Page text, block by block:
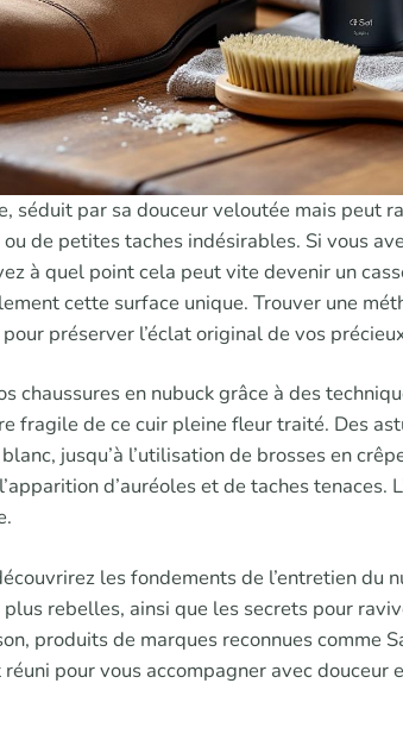
séduit par sa douceur veloutée mais peut
de petites taches indésirables. Si vous
à quel point cela peut vite devenir un
cette surface unique. Trouver une
préserver l’éclat original de vos
chaussures en nubuck grâce à des
fragile de ce cuir pleine fleur traité. Des
jusqu’à l’utilisation de brosses en
d’auréoles et de taches tenaces.
les fondements de l’entretien du
rebelles, ainsi que les secrets pour
produits de marques reconnues comme
pour vous accompagner avec douceur